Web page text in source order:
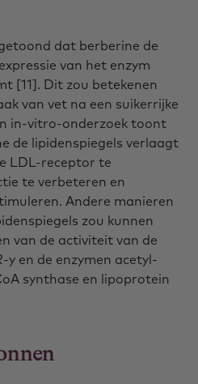
dat berberine de
van het enzym
[11]. Dit zou betekenen
van vet na een suikerrijke
in-vitro-onderzoek toont
de lipidenspiegels verlaagt
LDL-receptor te
te verbeteren en
Andere manieren
zou kunnen
van de activiteit van de
en de enzymen acetyl-
synthase en lipoprotein